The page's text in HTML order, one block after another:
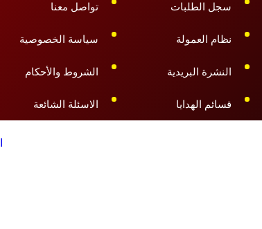
تواصل معنا
سياسة الخصوصية
الشروط والأحكام
الاسئلة الشائعة
سجل الطلبات
نظام العمولة
النشرة البريدية
قسائم الهدايا